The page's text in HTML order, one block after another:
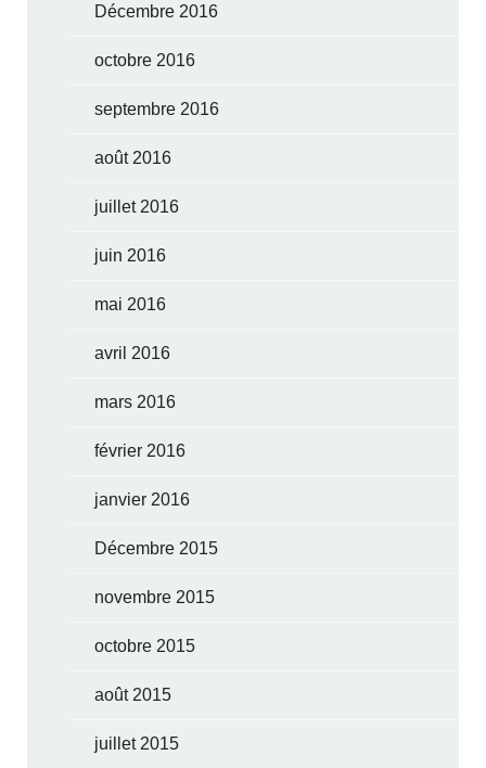
Décembre 2016
octobre 2016
septembre 2016
août 2016
juillet 2016
juin 2016
mai 2016
avril 2016
mars 2016
février 2016
janvier 2016
Décembre 2015
novembre 2015
octobre 2015
août 2015
juillet 2015